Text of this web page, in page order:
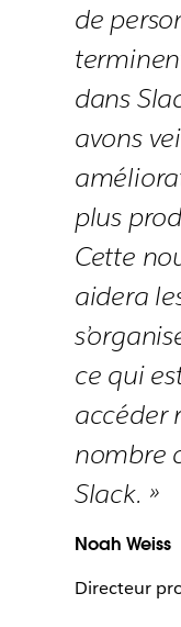
de
dans
avons
plus
Cette
aidera
ce qui
accéder
nombre
Slack. »
Noah Weiss
Directeur